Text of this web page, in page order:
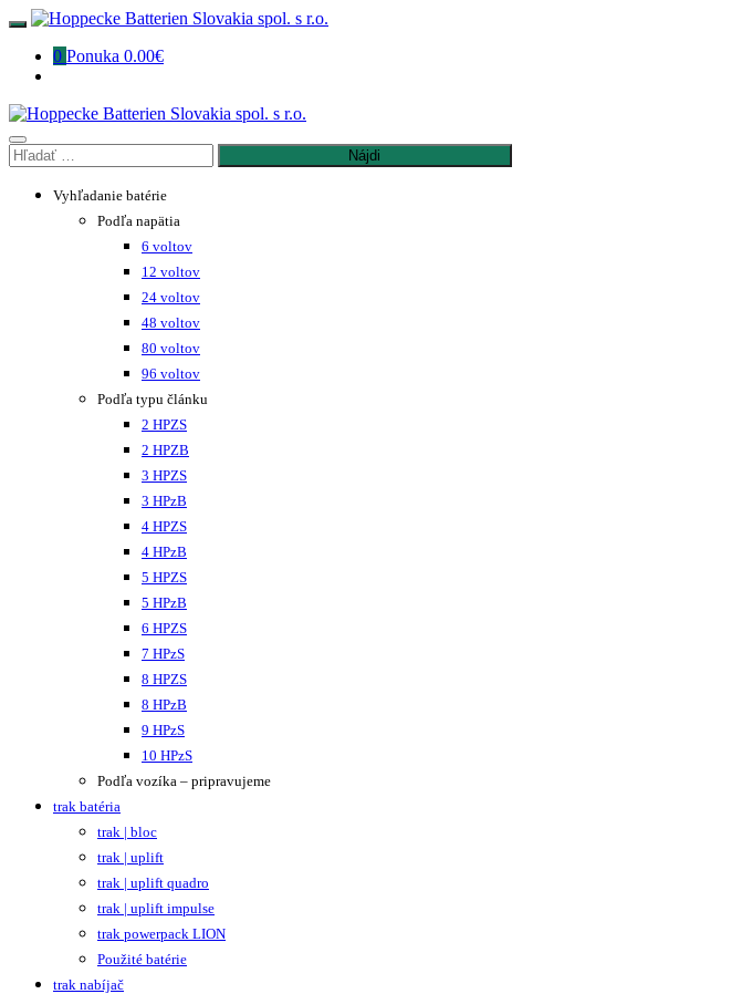
Preskočiť
obsah
0 Ponuka 0.00€
Hľadať:
Vyhľadanie batérie
Podľa napätia
6 voltov
12 voltov
24 voltov
48 voltov
80 voltov
96 voltov
Podľa typu článku
2 HPZS
2 HPZB
3 HPZS
3 HPzB
4 HPZS
4 HPzB
5 HPZS
5 HPzB
6 HPZS
7 HPzS
8 HPZS
8 HPzB
9 HPzS
10 HPzS
Podľa vozíka – pripravujeme
trak batéria
trak | bloc
trak | uplift
trak | uplift quadro
trak | uplift impulse
trak powerpack LION
Použité batérie
trak nabíjač